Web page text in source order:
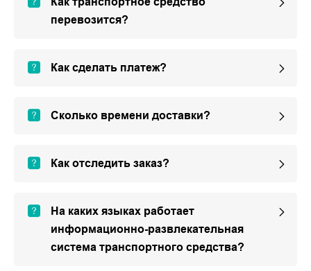
перевозится?
Как сделать платеж?
Сколько времени доставки?
Как отследить заказ?
На каких языках работает
информационно-развлекательная
система транспортного средства?